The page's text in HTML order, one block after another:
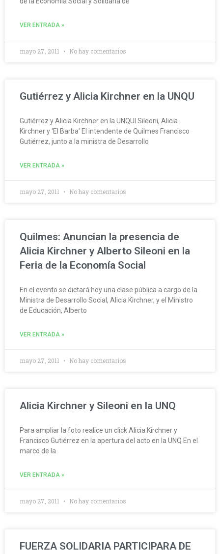
VER ENTRADA »
mayo 27, 2011 No hay comentarios
Gutiérrez y Alicia Kirchner en la UNQU
Gutiérrez y Alicia Kirchner en la UNQUI Sileoni, Alicia
Kirchner y ‘El Barba’ El intendente de Quilmes Francisco
Gutiérrez, junto a la ministra de Desarrollo
VER ENTRADA »
mayo 27, 2011 No hay comentarios
Quilmes: Anuncian la presencia de
Alicia Kirchner y Alberto Sileoni en la
Feria de la Economía Social
En el evento se dictará hoy una clase pública a cargo de la
Ministra de Desarrollo Social, Alicia Kirchner, y el Ministro
de Educación, Alberto
VER ENTRADA »
mayo 27, 2011 No hay comentarios
Alicia Kirchner y Sileoni en la UNQ
Para ampliar la foto realice un click Alicia Kirchner y
Francisco Gutiérrez en la apertura del acto en la UNQ En el
marco de la
VER ENTRADA »
mayo 27, 2011 No hay comentarios
FUERZA SOLIDARIA PARTICIPARA DE